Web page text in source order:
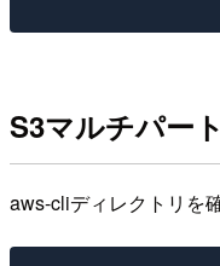
S3マルチパー
aws-cliディレクトリを